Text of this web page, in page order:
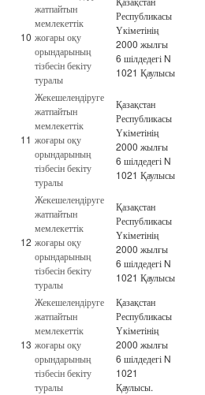
10
жатпайтын
мемлекеттік
жоғары оқу
орындарының
тізбесін бекіту
туралы
Республикасы
Үкіметінің
2000 жылғы
6 шілдедегі N
1021 Қаулысы
11
Жекешелендіруге
жатпайтын
мемлекеттік
жоғары оқу
орындарының
тізбесін бекіту
туралы
Қазақстан
Республикасы
Үкіметінің
2000 жылғы
6 шілдедегі N
1021 Қаулысы
12
Жекешелендіруге
жатпайтын
мемлекеттік
жоғары оқу
орындарының
тізбесін бекіту
туралы
Қазақстан
Республикасы
Үкіметінің
2000 жылғы
6 шілдедегі N
1021 Қаулысы
13
Жекешелендіруге
жатпайтын
мемлекеттік
жоғары оқу
орындарының
тізбесін бекіту
туралы
Қазақстан
Республикасы
Үкіметінің
2000 жылғы
6 шілдедегі N
1021
Қаулысы.